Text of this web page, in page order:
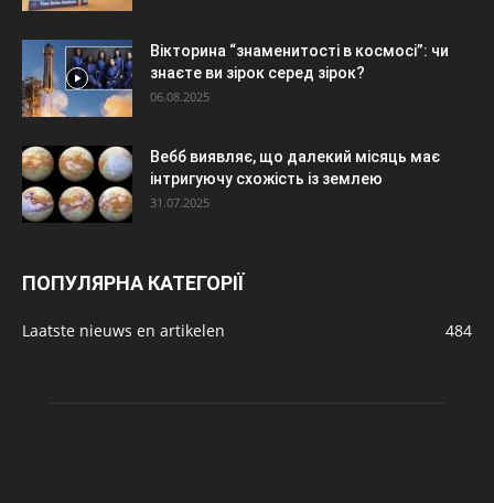
Вікторина “знаменитості в космосі”: чи
знаєте ви зірок серед зірок?
06.08.2025
Вебб виявляє, що далекий місяць має
інтригуючу схожість із землею
31.07.2025
ПОПУЛЯРНА КАТЕГОРІЇ
Laatste nieuws en artikelen 484